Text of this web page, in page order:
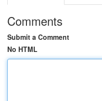
Comments
Submit a Comment
No HTML